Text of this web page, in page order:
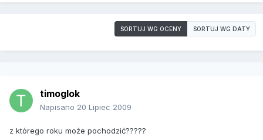
SORTUJ WG OCENY SORTUJ WG DATY
timoglok
Napisano 20 Lipiec 2009
z którego roku może pochodzić?????